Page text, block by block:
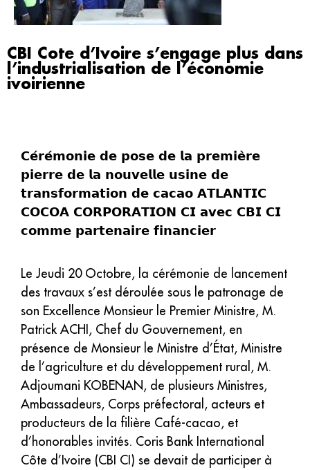
CBI Cote d’Ivoire s’engage plus dans
l’industrialisation de l’économie
ivoirienne
𝗖𝗲́𝗿𝗲́𝗺𝗼𝗻𝗶𝗲 𝗱𝗲 𝗽𝗼𝘀𝗲 𝗱𝗲 𝗹𝗮 𝗽𝗿𝗲𝗺𝗶𝗲̀𝗿𝗲
𝗽𝗶𝗲𝗿𝗿𝗲 𝗱𝗲 𝗹𝗮 𝗻𝗼𝘂𝘃𝗲𝗹𝗹𝗲 𝘂𝘀𝗶𝗻𝗲 𝗱𝗲
𝘁𝗿𝗮𝗻𝘀𝗳𝗼𝗿𝗺𝗮𝘁𝗶𝗼𝗻 𝗱𝗲 𝗰𝗮𝗰𝗮𝗼 𝗔𝗧𝗟𝗔𝗡𝗧𝗜𝗖
𝗖𝗢𝗖𝗢𝗔 𝗖𝗢𝗥𝗣𝗢𝗥𝗔𝗧𝗜𝗢𝗡 𝗖𝗜 𝗮𝘃𝗲𝗰 𝗖𝗕𝗜 𝗖𝗜
𝗰𝗼𝗺𝗺𝗲 𝗽𝗮𝗿𝘁𝗲𝗻𝗮𝗶𝗿𝗲 𝗳𝗶𝗻𝗮𝗻𝗰𝗶𝗲𝗿
Le Jeudi 20 Octobre, la cérémonie de lancement
des travaux s’est déroulée sous le patronage de
son Excellence Monsieur le Premier Ministre, M.
Patrick ACHI, Chef du Gouvernement, en
présence de Monsieur le Ministre d’État, Ministre
de l’agriculture et du développement rural, M.
Adjoumani KOBENAN, de plusieurs Ministres,
Ambassadeurs, Corps préfectoral, acteurs et
producteurs de la filière Café-cacao, et
d’honorables invités. Coris Bank International
Côte d’Ivoire (CBI CI) se devait de participer à